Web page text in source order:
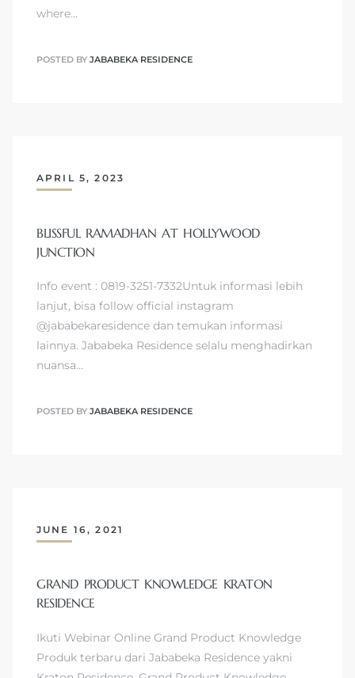
where…
POSTED BY JABABEKA RESIDENCE
APRIL 5, 2023
BLISSFUL RAMADHAN AT HOLLYWOOD
JUNCTION
Info event : 0819-3251-7332Untuk informasi lebih
lanjut, bisa follow official instagram
@jababekaresidence dan temukan informasi
lainnya. Jababeka Residence selalu menghadirkan
nuansa…
POSTED BY JABABEKA RESIDENCE
JUNE 16, 2021
GRAND PRODUCT KNOWLEDGE KRATON
RESIDENCE
Ikuti Webinar Online Grand Product Knowledge
Produk terbaru dari Jababeka Residence yakni